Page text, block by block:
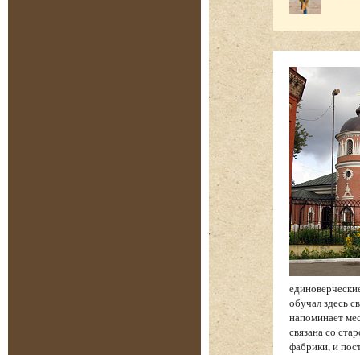
обучал здесь
напоминает
связана со
фабрики, и